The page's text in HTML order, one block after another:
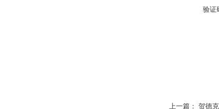
验证
上一篇： 贺德